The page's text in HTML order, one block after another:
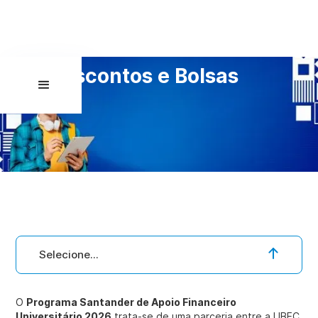
Descontos e Bolsas
Selecione...
O Programa Santander de Apoio Financeiro